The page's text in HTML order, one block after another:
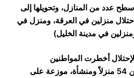
عدد من المنازل، وتحويلها إلى
منزلين في العرقة، ومنزل في
أخطرت المواطنين
الفلسطينيين، بهدم أكثر من 54 منزلاً ومنشأة، موزعة على